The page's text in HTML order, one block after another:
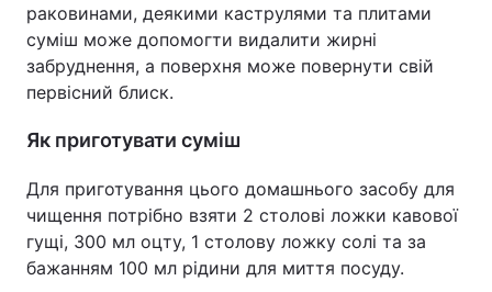
раковинами, деякими каструлями та плитами
суміш може допомогти видалити жирні
забруднення, а поверхня може повернути свій
первісний блиск.
Як приготувати суміш
Для приготування цього домашнього засобу для
чищення потрібно взяти 2 столові ложки кавової
гущі, 300 мл оцту, 1 столову ложку солі та за
бажанням 100 мл рідини для миття посуду.